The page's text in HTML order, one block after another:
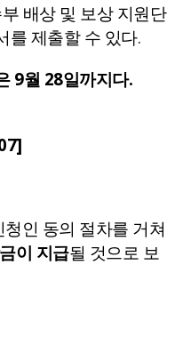
배상 및 보상 지원단
를 제출할 수 있다.
9월 28일까지다.
인 동의 절차를 거쳐
이 지급될 것으로 보